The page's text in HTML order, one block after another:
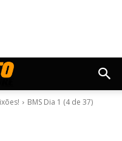
BMS Dia 1 (4 de 37)